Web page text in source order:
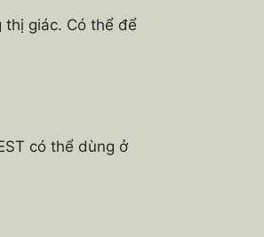
thị giác. Có thể để
có thể dùng ở